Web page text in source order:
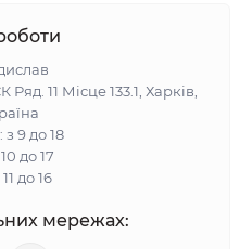
11 Місце 133.1, Харків,
9 до 18
до 17
до 16
мережах: